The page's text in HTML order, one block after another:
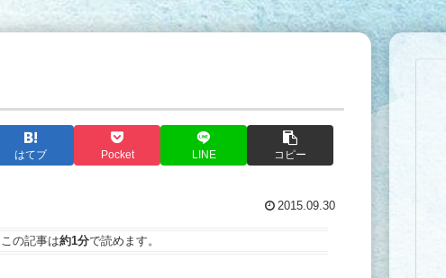
はてブ Pocket LINE コピー
2015.09.30
この記事は約1分で読めます。